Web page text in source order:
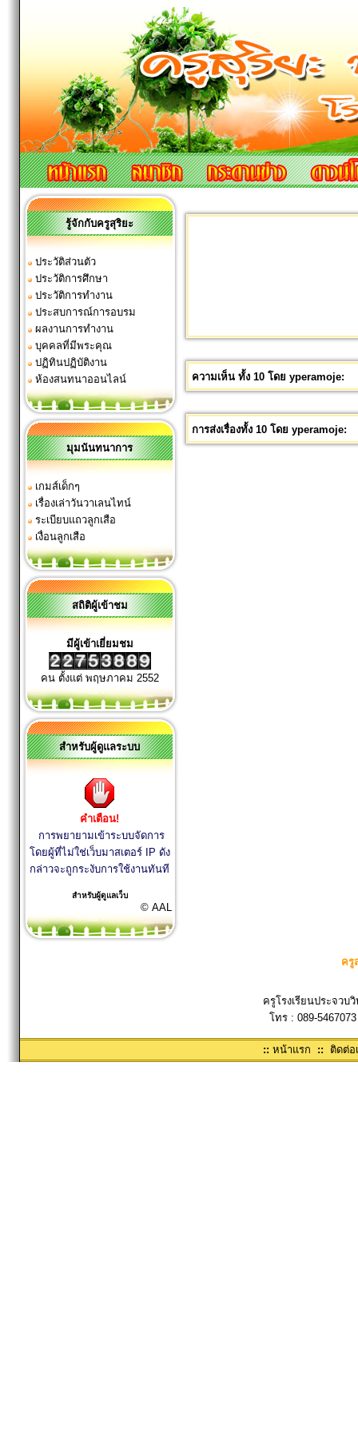
รู้จักกับครูสุริยะ
ประวัติส่วนตัว
ประวัติการศึกษา
ประวัติการทำงาน
ประสบการณ์การอบรม
ผลงานการทำงาน
บุคคลที่มีพระคุณ
ปฏิทินปฏิบัติงาน
ห้องสนทนาออนไลน์
มุมนันทนาการ
เกมส์เด็กๆ
เรื่องเล่าวันวาเลนไทน์
ระเบียบแถวลูกเสือ
เงื่อนลูกเสือ
สถิติผู้เข้าชม
มีผู้เข้าเยี่ยมชม
คน ตั้งแต่ พฤษภาคม 2552
สำหรับผู้ดูแลระบบ
คำเตือน!
การพยายามเข้าระบบจัดการ
โดยผู้ที่ไม่ใช่เว็บมาสเตอร์ IP ดัง
กล่าวจะถูกระงับการใช้งานทันที
สำหรับผู้ดูแลเว็บ
© AAL
ความเห็น ทั้ง 10 โดย yperamoje:
การส่งเรื่องทั้ง 10 โดย yperamoje:
ครู
ครูโรงเรียนประจวบ
โทร : 089-
:: หน้าแรก :: ติดต่อ